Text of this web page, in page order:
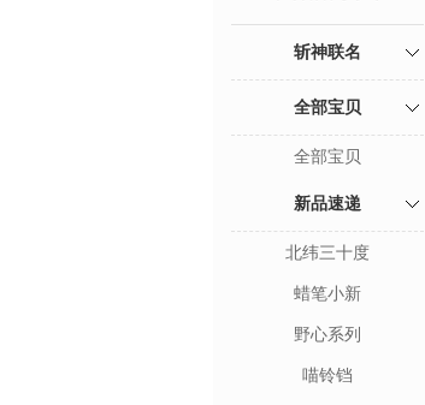
斩神联名
全部宝贝
全部宝贝
新品速递
北纬三十度
蜡笔小新
野心系列
喵铃铛